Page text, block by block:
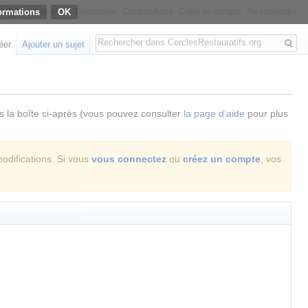
la boîte ci-après (vous pouvez consulter la page d’aide pour plus
Si vous vous connectez ou créez un compte, vos
Non connecté
Ajouter un sujet
Rechercher